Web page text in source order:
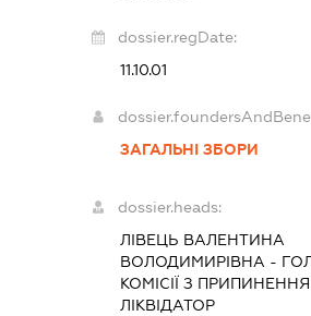
dossier.regDate:
11.10.01
ЗАГАЛЬНІ ЗБОРИ
dossier.heads:
ЛІВЕЦЬ ВАЛЕНТИНА
ВОЛОДИМИРІВНА -
КОМІСІЇ З
ЛІКВІДАТОР